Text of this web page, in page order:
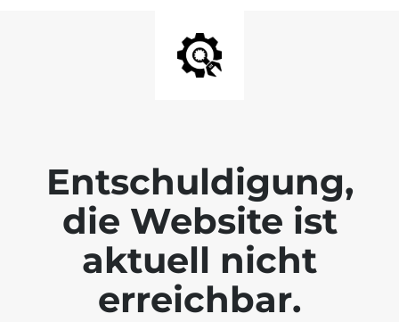
Entschuldigung,
die Website ist
aktuell nicht
erreichbar.